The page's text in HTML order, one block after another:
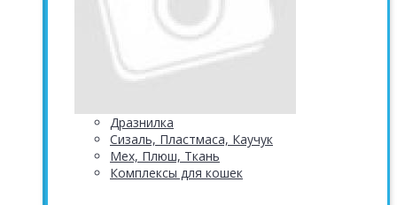
Дразнилка
Сизаль, Пластмаса, Каучук
Мех, Плюш, Ткань
Комплексы для кошек